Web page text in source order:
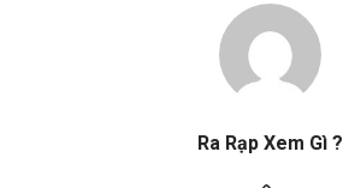
Ra Rạp Xem Gì ?